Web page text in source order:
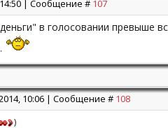
| Сообщение # 107
в голосовании превыше
10:06 | Сообщение # 108
)